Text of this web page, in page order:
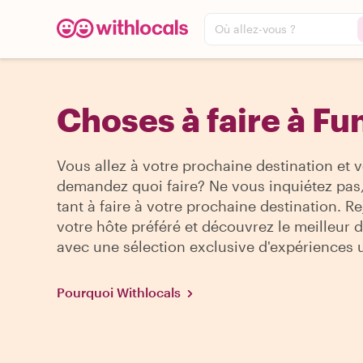
Où allez-vous ?
Choses à faire à
Vous allez à votre prochaine destination et
demandez quoi faire? Ne vous inquiétez
tant à faire à votre prochaine destination.
votre hôte préféré et découvrez le meilleur
avec une sélection exclusive d'expériences
Pourquoi Withlocals